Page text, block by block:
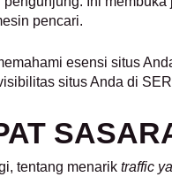
pencari.
esensi situs
situs Anda di
tentang menarik traffic